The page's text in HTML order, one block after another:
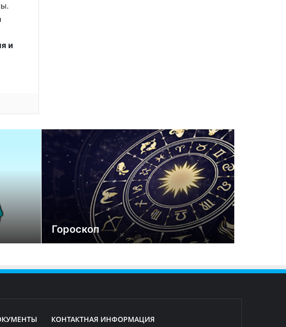
и
Гороскоп
КОНТАКТНАЯ ИНФОРМАЦИЯ